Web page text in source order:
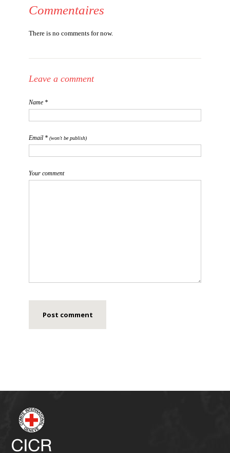
Commentaires
There is no comments for now.
Leave a comment
Name *
Email * (won't be publish)
Your comment